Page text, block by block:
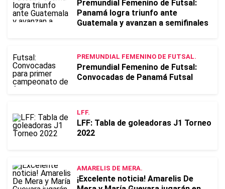
Premundial Femenino de Futsal:
Panamá logra triunfo ante
Guatemala y avanzan a semifinales
PREMUNDIAL FEMENINO DE FUTSAL.
Premundial Femenino de Futsal:
Convocadas de Panamá Futsal
LFF.
LFF: Tabla de goleadoras J1 Torneo
2022
AMARELIS DE MERA.
¡Excelente noticia! Amarelis De